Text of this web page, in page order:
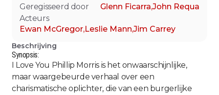
Geregisseerd door
Glenn Ficarra,John Requa
Acteurs
Ewan McGregor,Leslie Mann,Jim Carrey
Beschrijving
Synopsis:
I Love You Phillip Morris is het onwaarschijnlijke,
maar waargebeurde verhaal over een
charismatische oplichter, die van een burgerlijke